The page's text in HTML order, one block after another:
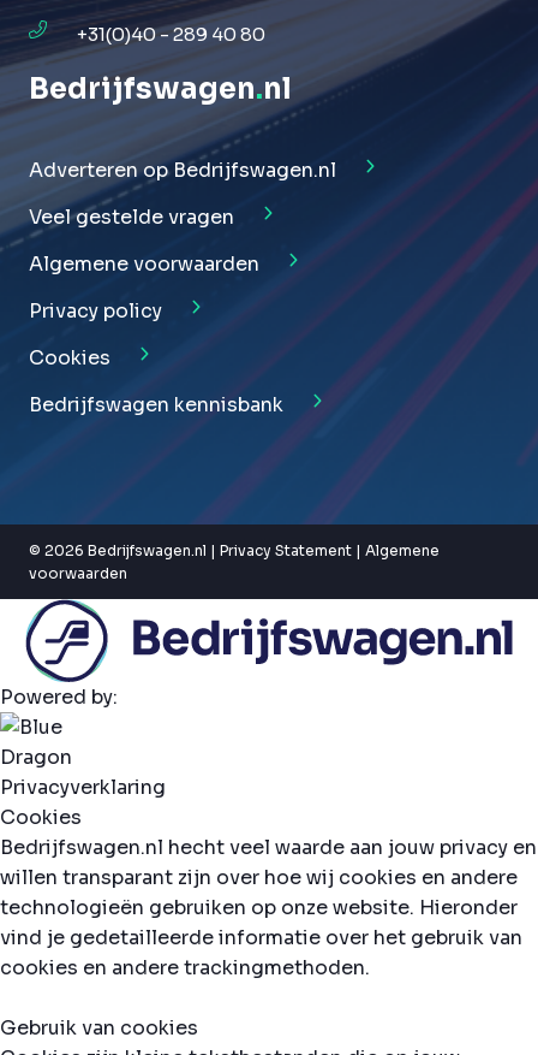
+31(0)40 - 289 40 80
Bedrijfswagen.nl
Adverteren op Bedrijfswagen.nl
Veel gestelde vragen
Algemene voorwaarden
Privacy policy
Cookies
Bedrijfswagen kennisbank
© 2026 Bedrijfswagen.nl | Privacy Statement | Algemene
voorwaarden
Powered by:
Privacyverklaring
Cookies
Bedrijfswagen.nl hecht veel waarde aan jouw privacy en
willen transparant zijn over hoe wij cookies en andere
technologieën gebruiken op onze website. Hieronder
vind je gedetailleerde informatie over het gebruik van
cookies en andere trackingmethoden.
Gebruik van cookies